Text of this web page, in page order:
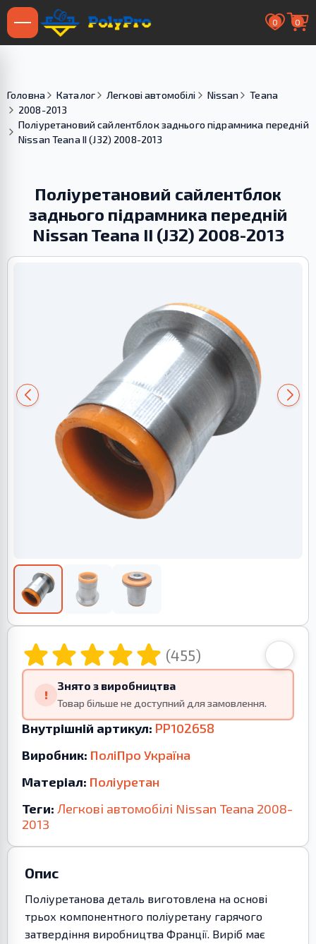
0 0
Головна Каталог Легкові автомобілі Nissan
Teana
2008-2013
Поліуретановий cайлентблок заднього підрамника передній
Nissan Teana II (J32) 2008-2013
Поліуретановий cайлентблок
заднього підрамника передній
Nissan Teana II (J32) 2008-2013
(455)
!
Знято з виробництва
Товар більше не доступний для замовлення.
Внутрішній артикул: PP102658
Виробник: ПоліПро Україна
Матеріал: Поліуретан
Теги: Легкові автомобілі Nissan Teana 2008-
2013
Опис
Поліуретанова деталь виготовлена на основі
трьох компонентного поліуретану гарячого
затвердіння виробництва Франції. Виріб має